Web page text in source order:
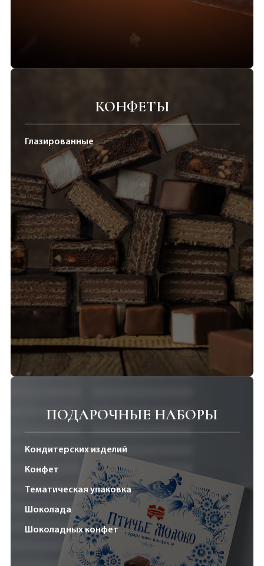
КОНФЕТЫ
Глазированные
ПОДАРОЧНЫЕ НАБОРЫ
Кондитерских изделий
Конфет
Тематическая упаковка
Шоколада
Шоколадных конфет